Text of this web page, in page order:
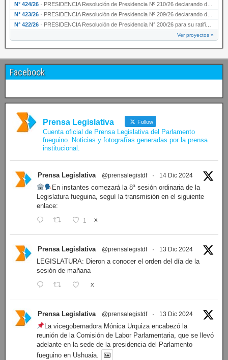
N° 424/26 · PRESIDENCIA Resolución de Presidencia Nº 210/26 declarando de interés provincial el proyec…
N° 423/26 · PRESIDENCIA Resolución de Presidencia Nº 209/26 declarando de interés provincial la presen…
N° 422/26 · PRESIDENCIA Resolución de Presidencia N° 200/26 para su ratificación.
Ver proyectos »
Facebook
Prensa Legislativa Follow
Cuenta oficial de Prensa Legislativa del Parlamento
fueguino. Noticias y fotografías generadas por la prensa
institucional.
Prensa Legislativa @prensalegistdf · 14 Dic 2024
En instantes comezará la 8ª sesión ordinaria de la
Legislatura fueguina, seguí la transmisión en el siguiente
enlace:
1 X
Prensa Legislativa @prensalegistdf · 13 Dic 2024
LEGISLATURA: Dieron a conocer el orden del día de la
sesión de mañana
X
Prensa Legislativa @prensalegistdf · 13 Dic 2024
La vicegobernadora Mónica Urquiza encabezó la
reunión de la Comisión de Labor Parlamentaria, que se llevó
adelante en la sede de la presidencia del Parlamento
fueguino en Ushuaia.